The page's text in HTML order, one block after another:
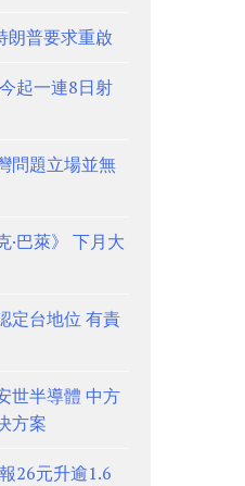
朗普要求重啟
起一連8日射
問題立場並無
·巴萊》 下月大
定台地位 有責
世半導體 中方
方案
26元升逾1.6